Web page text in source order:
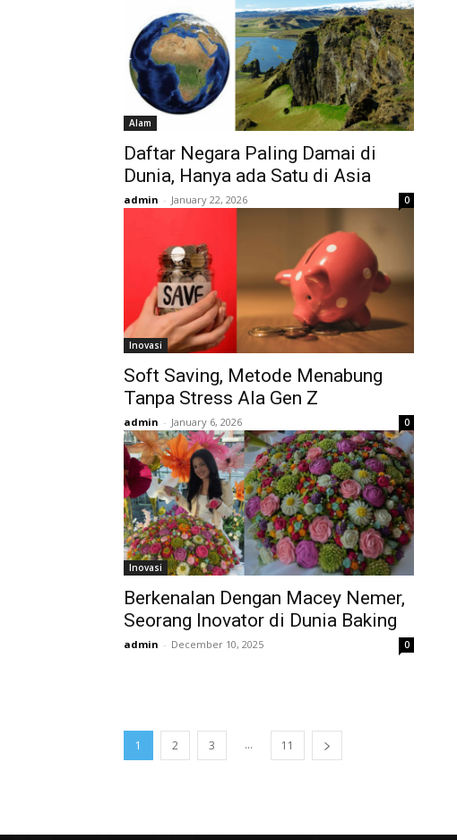
Alam
Daftar Negara Paling Damai di
Dunia, Hanya ada Satu di Asia
admin - January 22, 2026 0
Inovasi
Soft Saving, Metode Menabung
Tanpa Stress Ala Gen Z
admin - January 6, 2026 0
Inovasi
Berkenalan Dengan Macey Nemer,
Seorang Inovator di Dunia Baking
admin - December 10, 2025 0
1 2 3 ... 11